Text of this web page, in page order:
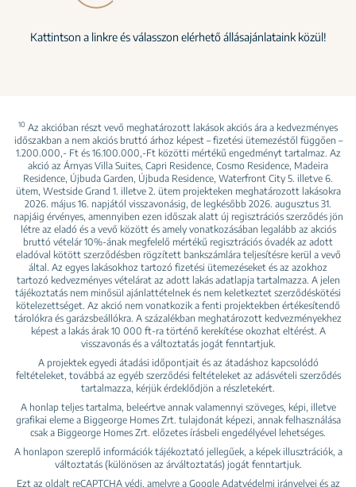
Kattintson a linkre és válasszon elérhető állásajánlataink közül!
10 Az akcióban részt vevő meghatározott lakások akciós ára a kedvezményes
időszakban a nem akciós bruttó árhoz képest – fizetési ütemezéstől függően –
1.200.000,- Ft és 16.100.000,-Ft közötti mértékű engedményt tartalmaz. Az
akció az Árnyas Villa Suites, Capri Residence, Cosmo Residence, Madeira
Residence, Újbuda Garden, Újbuda Residence, Waterfront City 5. illetve 6.
ütem, Westside Grand 1. illetve 2. ütem projekteken meghatározott lakásokra
2026. május 16. napjától visszavonásig, de legkésőbb 2026. augusztus 31.
napjáig érvényes, amennyiben ezen időszak alatt új regisztrációs szerződés jön
létre az eladó és a vevő között és amely vonatkozásában legalább az akciós
bruttó vételár 10%-ának megfelelő mértékű regisztrációs óvadék az adott
eladóval kötött szerződésben rögzített bankszámlára teljesítésre kerül a vevő
által. Az egyes lakásokhoz tartozó fizetési ütemezéseket és az azokhoz
tartozó kedvezményes vételárat az adott lakás adatlapja tartalmazza. A jelen
tájékoztatás nem minősül ajánlattételnek és nem keletkeztet szerződéskötési
kötelezettséget. Az akció nem vonatkozik a fenti projektekben értékesítendő
tárolókra és garázsbeállókra. A százalékban meghatározott kedvezményekhez
képest a lakás árak 10 000 ft-ra történő kerekítése okozhat eltérést. A
visszavonás és a változtatás jogát fenntartjuk.
A projektek egyedi átadási időpontjait és az átadáshoz kapcsolódó
feltételeket, továbbá az egyéb szerződési feltételeket az adásvételi szerződés
tartalmazza, kérjük érdeklődjön a részletekért.
A honlap teljes tartalma, beleértve annak valamennyi szöveges, képi, illetve
grafikai eleme a Biggeorge Homes Zrt. tulajdonát képezi, annak felhasználása
csak a Biggeorge Homes Zrt. előzetes írásbeli engedélyével lehetséges.
A honlapon szereplő információk tájékoztató jellegűek, a képek illusztrációk, a
változtatás (különösen az árváltoztatás) jogát fenntartjuk.
Ezt az oldalt reCAPTCHA védi, amelyre a Google Adatvédelmi irányelvei és az